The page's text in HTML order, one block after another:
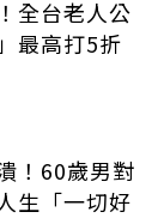
全台老人公
最高打5折
！60歲男對
生「一切好